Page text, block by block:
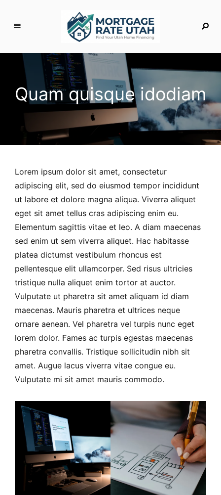
o
rt
g
a
g
R
a
e
U
t
a
h
MORTGAGE RATES, HOME BUYING, AND INVESTING
Quam quisque idodiam
Lorem ipsum dolor sit amet, consectetur
adipiscing elit, sed do eiusmod tempor incididunt
ut labore et dolore magna aliqua. Viverra aliquet
eget sit amet tellus cras adipiscing enim eu.
Elementum sagittis vitae et leo. A diam maecenas
sed enim ut sem viverra aliquet. Hac habitasse
platea dictumst vestibulum rhoncus est
pellentesque elit ullamcorper. Sed risus ultricies
tristique nulla aliquet enim tortor at auctor.
Vulputate ut pharetra sit amet aliquam id diam
maecenas. Mauris pharetra et ultrices neque
ornare aenean. Vel pharetra vel turpis nunc eget
lorem dolor. Fames ac turpis egestas maecenas
pharetra convallis. Tristique sollicitudin nibh sit
amet. Augue lacus viverra vitae congue eu.
Vulputate mi sit amet mauris commodo.